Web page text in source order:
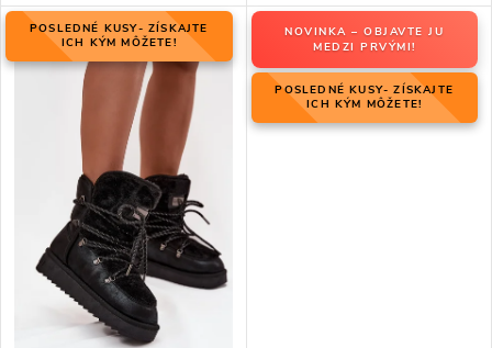
POSLEDNÉ KUSY- ZÍSKAJTE
ICH KÝM MÔŽETE!
NOVINKA – OBJAVTE JU
MEDZI PRVÝMI!
POSLEDNÉ KUSY- ZÍSKAJTE
ICH KÝM MÔŽETE!